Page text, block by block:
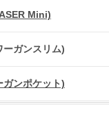
Mini)
ガンスリム)
ンポケット)